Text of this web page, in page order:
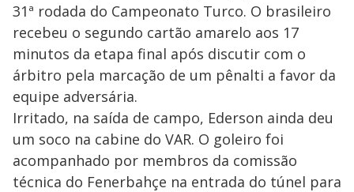
31ª rodada do Campeonato Turco. O brasileiro
recebeu o segundo cartão amarelo aos 17
minutos da etapa final após discutir com o
árbitro pela marcação de um pênalti a favor da
equipe adversária.
Irritado, na saída de campo, Ederson ainda deu
um soco na cabine do VAR. O goleiro foi
acompanhado por membros da comissão
técnica do Fenerbahçe na entrada do túnel para